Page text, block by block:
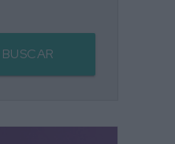
BUSCAR